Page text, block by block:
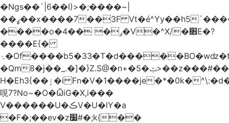
�Ngs��`|6� �I)>�;����~|
��ߨ��x����7��3F Vt�é^Yy��h5`����ۻ���5�"�}1k�[S��ͪ����l��blw��=��S.u}
����o�ݛ� ��4�V�^X/�׋E�?
����E{�
ۂ�Of����b5�33�T�d�����BO�wǳ�t1
�Qm8�j��_.�]�}Z.S@�n+�5�ݑ>��z���#��,s
H�Eh3{��ٳ�i Fn�V�1����je�*�0k�^\:�d�0�AOoNܰ� vLa��b�@�6��CM��H̷�~��)����h��o
哯7?No~�O�ѼiG�X,i���
V������U�ڪV�U�lY�a
�F�;��ev�z׷#�;k{��